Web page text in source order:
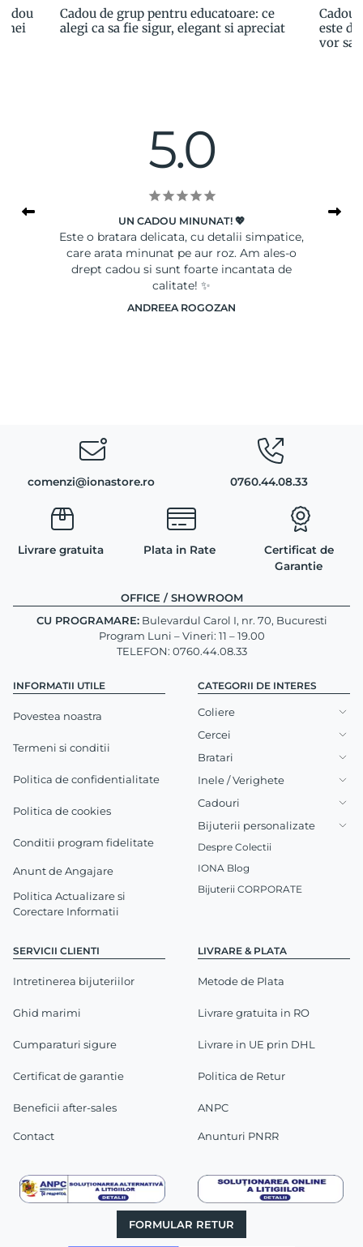
Cadou de grup pentru educatoare: ce
alegi ca sa fie sigur, elegant si apreciat
este
vor sa
5.0
UN CADOU MINUNAT! 💖
Este o bratara delicata, cu detalii simpatice,
care arata minunat pe aur roz. Am ales-o
drept cadou si sunt foarte incantata de
calitate! ✨
ANDREEA ROGOZAN
comenzi@ionastore.ro 0760.44.08.33
Livrare gratuita Plata in Rate
Certificat de
Garantie
INFORMATII UTILE
Povestea noastra
Termeni si conditii
Politica de confidentialitate
Politica de cookies
Conditii program fidelitate
Anunt de Angajare
Politica Actualizare si
Corectare Informatii
SERVICII CLIENTI
Intretinerea bijuteriilor
Ghid marimi
Cumparaturi sigure
Certificat de garantie
Beneficii after-sales
Contact
LIVRARE & PLATA
Metode de Plata
Livrare gratuita in RO
Livrare in UE prin DHL
Politica de Retur
ANPC
Anunturi PNRR
OFFICE / SHOWROOM
CU PROGRAMARE:Bulevardul Carol I, nr. 70, Bucuresti
Program Luni – Vineri: 11 – 19.00
TELEFON: 0760.44.08.33
CATEGORII DE INTERES
Coliere
Cercei
Bratari
Inele / Verighete
Cadouri
Bijuterii personalizate
Despre Colectii
IONA Blog
Bijuterii CORPORATE
FORMULAR RETUR